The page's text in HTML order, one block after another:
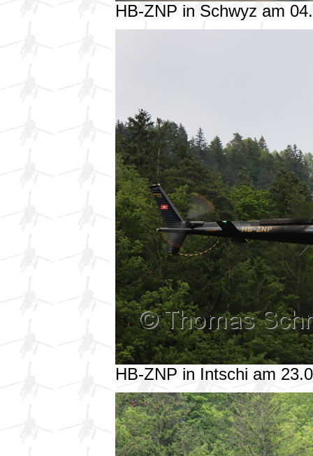
HB-ZNP in Schwyz am
HB-ZNP in Intschi am